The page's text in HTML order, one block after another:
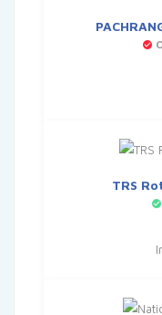
TRS